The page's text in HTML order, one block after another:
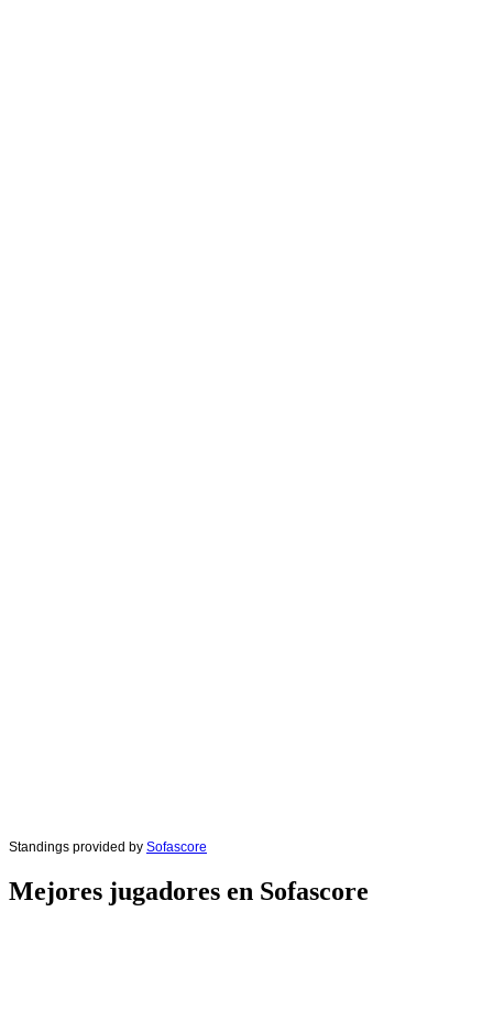
Standings provided by Sofascore
Mejores jugadores en Sofascore